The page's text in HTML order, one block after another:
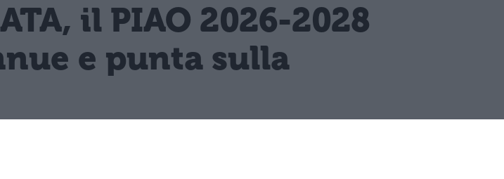
il PIAO 2026-2028
e punta sulla